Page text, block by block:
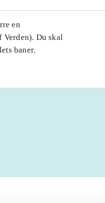
en
Verden). Du skal
baner.